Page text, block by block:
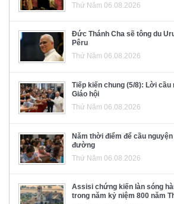
Thứ Năm 06.08.2026
Đức Thánh Cha sẽ tông du
Pêru
Thứ Năm 06.08.2026
Tiếp kiến chung (5/8): Lời cầu
Giáo hội
Thứ Năm 06.08.2026
Năm thời điểm để cầu
đường
Thứ Năm 06.08.2026
Assisi chứng kiến làn sóng
trong năm kỷ niệm 800 năm